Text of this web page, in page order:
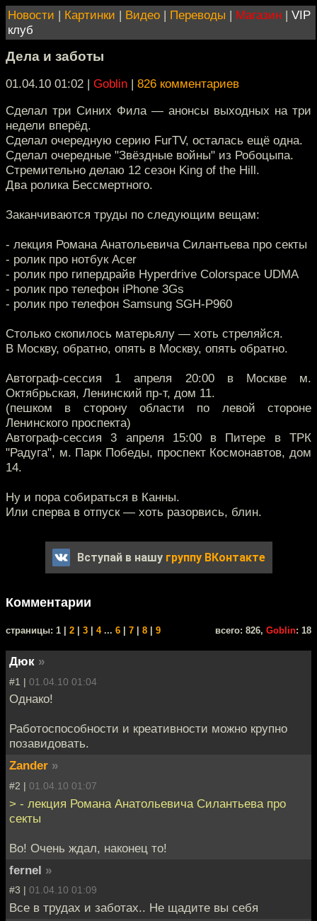
Новости | Картинки | Видео | Переводы | Магазин | VIP
клуб
Дела и заботы
01.04.10 01:02 | Goblin | 826 комментариев
Сделал три Синих Фила — анонсы выходных на три
недели вперёд.
Сделал очередную серию FurTV, осталась ещё одна.
Сделал очередные "Звёздные войны" из Робоцыпа.
Стремительно делаю 12 сезон King of the Hill.
Два ролика Бессмертного.
Заканчиваются труды по следующим вещам:
- лекция Романа Анатольевича Силантьева про секты
- ролик про нотбук Acer
- ролик про гипердрайв Hyperdrive Colorspace UDMA
- ролик про телефон iPhone 3Gs
- ролик про телефон Samsung SGH-P960
Столько скопилось матерьялу — хоть стреляйся.
В Москву, обратно, опять в Москву, опять обратно.
Автограф-сессия 1 апреля 20:00 в Москве м.
Октябрьская, Ленинский пр-т, дом 11.
(пешком в сторону области по левой стороне
Ленинского проспекта)
Автограф-сессия 3 апреля 15:00 в Питере в ТРК
"Радуга", м. Парк Победы, проспект Космонавтов, дом
14.
Ну и пора собираться в Канны.
Или сперва в отпуск — хоть разорвись, блин.
Вступай в нашу группу ВКонтакте
Комментарии
cтраницы: 1 | 2 3 4... 6 7 8 9 всего: 826, Goblin: 18
Дюк »
#1 | 01.04.10 01:04
Однако!
Работоспособности и креативности можно крупно
позавидовать.
Zander »
#2 | 01.04.10 01:07
> - лекция Романа Анатольевича Силантьева про
секты
Во! Очень ждал, наконец то!
fernel »
#3 | 01.04.10 01:09
Все в трудах и заботах.. Не щадите вы себя